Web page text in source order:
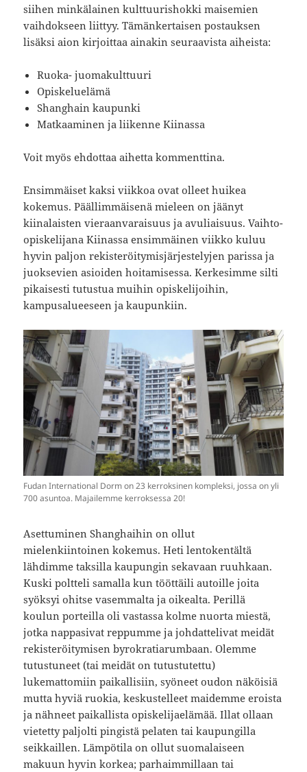
siihen minkälainen kulttuurishokki maisemien
vaihdokseen liittyy. Tämänkertaisen postauksen
lisäksi aion kirjoittaa ainakin seuraavista aiheista:
Ruoka- juomakulttuuri
Opiskeluelämä
Shanghain kaupunki
Matkaaminen ja liikenne Kiinassa
Voit myös ehdottaa aihetta kommenttina.
Ensimmäiset kaksi viikkoa ovat olleet huikea
kokemus. Päällimmäisenä mieleen on jäänyt
kiinalaisten vieraanvaraisuus ja avuliaisuus. Vaihto-
opiskelijana Kiinassa ensimmäinen viikko kuluu
hyvin paljon rekisteröitymisjärjestelyjen parissa ja
juoksevien asioiden hoitamisessa. Kerkesimme silti
pikaisesti tutustua muihin opiskelijoihin,
kampusalueeseen ja kaupunkiin.
Fudan International Dorm on 23 kerroksinen kompleksi, jossa on yli
700 asuntoa. Majailemme kerroksessa 20!
Asettuminen Shanghaihin on ollut
mielenkiintoinen kokemus. Heti lentokentältä
lähdimme taksilla kaupungin sekavaan ruuhkaan.
Kuski poltteli samalla kun tööttäili autoille joita
syöksyi ohitse vasemmalta ja oikealta. Perillä
koulun porteilla oli vastassa kolme nuorta miestä,
jotka nappasivat reppumme ja johdattelivat meidät
rekisteröitymisen byrokratiarumbaan. Olemme
tutustuneet (tai meidät on tutustutettu)
lukemattomiin paikallisiin, syöneet oudon näköisiä
mutta hyviä ruokia, keskustelleet maidemme eroista
ja nähneet paikallista opiskelijaelämää. Illat ollaan
vietetty paljolti pingistä pelaten tai kaupungilla
seikkaillen. Lämpötila on ollut suomalaiseen
makuun hyvin korkea; parhaimmillaan tai